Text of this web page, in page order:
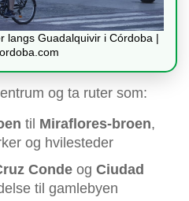
langs Guadalquivir i Córdoba |
og ta ruter som:
til Miraflores-broen,
og hvilesteder
Conde og Ciudad
til gamlebyen